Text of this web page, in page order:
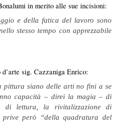
in merito alle sue incisioni:
e della fatica del lavoro sono
stesso tempo con apprezzabile
sig. Cazzaniga Enrico:
pittura siano delle arti no fini a se
capacità – direi la magia – di
di lettura, la rivitalizzazione di
prive però “della quadratura del